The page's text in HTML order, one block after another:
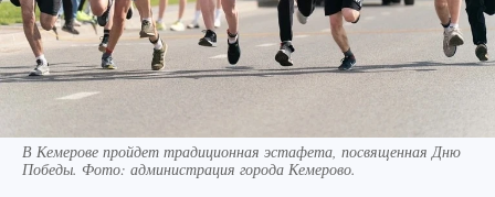
В Кемерове пройдет традиционная эстафета, посвященная Дню
Победы. Фото: администрация города Кемерово.